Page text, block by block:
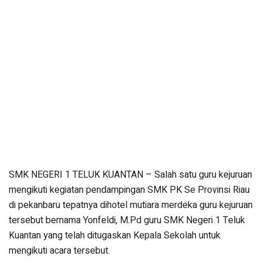
SMK NEGERI 1 TELUK KUANTAN – Salah satu guru kejuruan
mengikuti kegiatan pendampingan SMK PK Se Provinsi Riau
di pekanbaru tepatnya dihotel mutiara merdeka guru kejuruan
tersebut bernama Yonfeldi, M.Pd guru SMK Negeri 1 Teluk
Kuantan yang telah ditugaskan Kepala Sekolah untuk
mengikuti acara tersebut.